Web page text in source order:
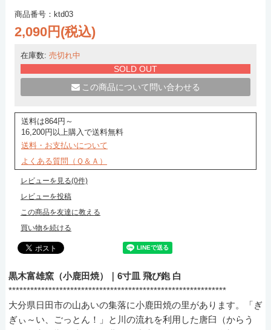
商品番号：ktd03
2,090円(税込)
在庫数: 売切れ中
SOLD OUT
この商品について問い合わせる
送料は864円～
16,200円以上購入で送料無料
送料・お支払いについて
よくある質問（Ｑ＆Ａ）
レビューを見る(0件)
レビューを投稿
この商品を友達に教える
買い物を続ける
黒木富雄窯（小鹿田焼）｜6寸皿 飛び鉋 白
************************************************************
大分県日田市の山あいの集落に小鹿田焼の里があります。「ぎ
ぎぃ～い、ごっとん！」と川の流れを利用した唐臼（からう